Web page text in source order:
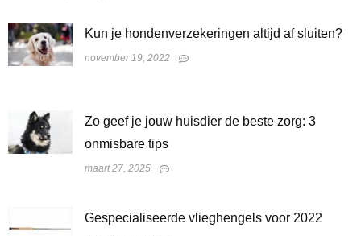
Kun je hondenverzekeringen altijd af sluiten?
november 19, 2022
Zo geef je jouw huisdier de beste zorg: 3
onmisbare tips
maart 27, 2025
Gespecialiseerde vlieghengels voor 2022